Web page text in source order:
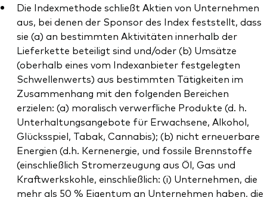
Die Indexmethode schließt Aktien von Unternehmen
aus, bei denen der Sponsor des Index feststellt, dass
sie (a) an bestimmten Aktivitäten innerhalb der
Lieferkette beteiligt sind und/oder (b) Umsätze
(oberhalb eines vom Indexanbieter festgelegten
Schwellenwerts) aus bestimmten Tätigkeiten im
Zusammenhang mit den folgenden Bereichen
erzielen: (a) moralisch verwerfliche Produkte (d. h.
Unterhaltungsangebote für Erwachsene, Alkohol,
Glücksspiel, Tabak, Cannabis); (b) nicht erneuerbare
Energien (d.h. Kernenergie, und fossile Brennstoffe
(einschließlich Stromerzeugung aus Öl, Gas und
Kraftwerkskohle, einschließlich: (i) Unternehmen, die
mehr als 50 % Eigentum an Unternehmen haben, die